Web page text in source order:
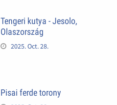
Tengeri kutya - Jesolo,
Olaszország
2025. Oct. 28.
Pisai ferde torony